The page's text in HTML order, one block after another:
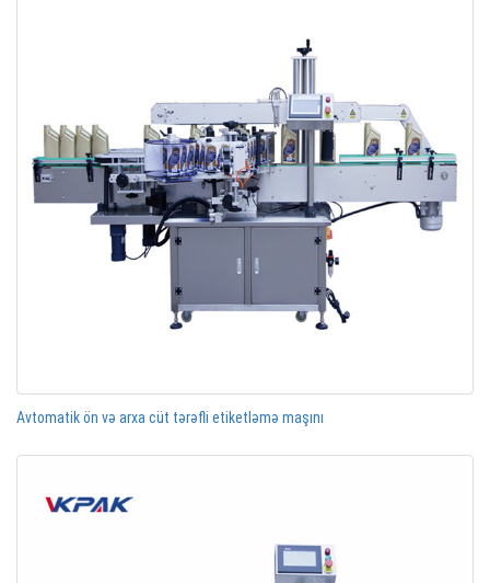
Avtomatik ön və arxa cüt tərəfli etiketləmə maşını